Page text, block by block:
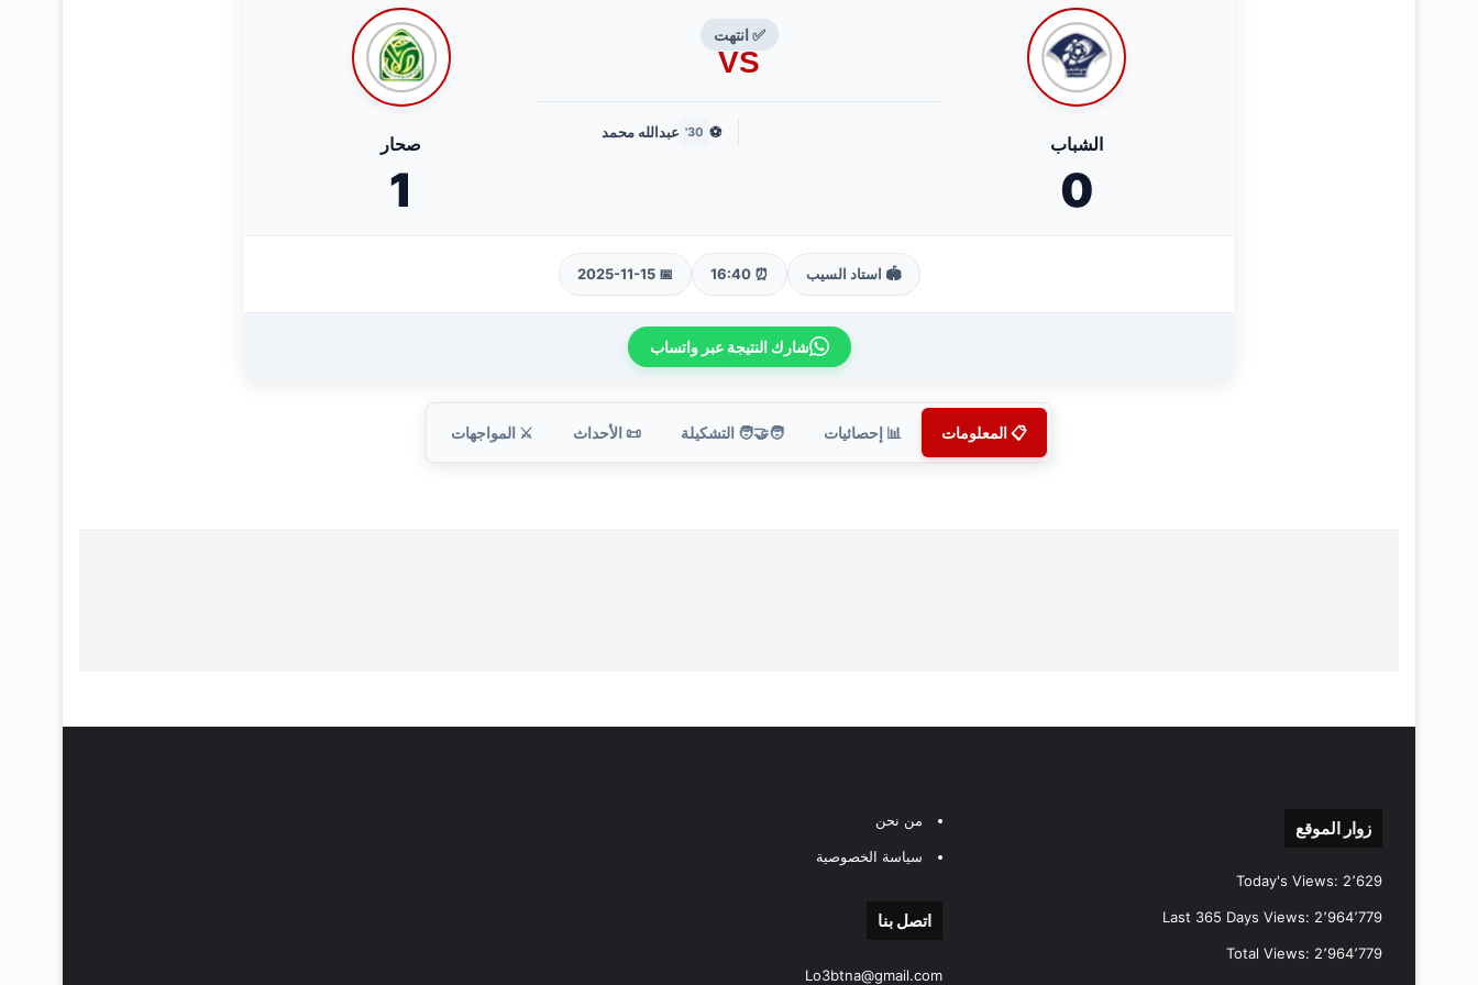
الشباب
0
✅ انتهت
VS
⚽
30' عبدالله محمد
صحار
1
🏟️ استاد السيب ⏰ 16:40
📅 2025-11-15
شارك النتيجة عبر واتساب
📋 المعلومات 📊 إحصائيات 🧑‍🤝‍🧑 التشكيلة 📜 الأحداث ⚔️ المواجهات
زوار الموقع
Today's Views: 2٬629
Last 365 Days Views: 2٬964٬779
Total Views: 2٬964٬779
من نحن
سياسة الخصوصية
اتصل بنا
Lo3btna@gmail.com